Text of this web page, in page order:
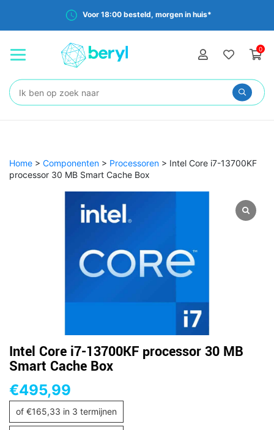
Voor 18:00 besteld, morgen in huis*
0
Zoeken:
Home > Componenten > Processoren > Intel Core i7-13700KF
processor 30 MB Smart Cache Box
Intel Core i7-13700KF processor 30 MB
Smart Cache Box
€495,99
of €165,33 in 3 termijnen